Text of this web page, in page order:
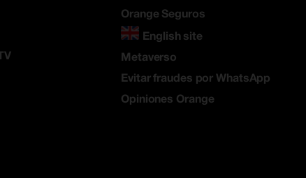
Orange Seguros
English site
Metaverso
Evitar fraudes por WhatsApp
Opiniones Orange